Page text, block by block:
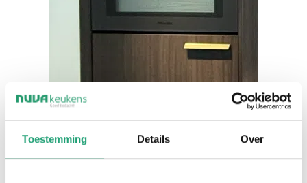
Toestemming Details Over